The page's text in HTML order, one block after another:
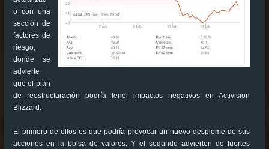
o con una
sección de
factores de
riesgo,
donde se
advierte
que el plan
de reestructuración podría tener impactos negativos en Activision
Blizzard.
El primero de ellos es que podría provocar un nuevo desplome de sus
acciones en la bolsa de valores. Y el segundo advierten de fuertes